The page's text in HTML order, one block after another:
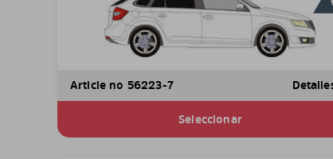
Article no 56223-7
Seleccionar